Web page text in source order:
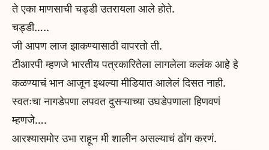
ते एका माणसाची चड्डी उतरायला आले होते.
चड्डी…..
जी आपण लाज झाकण्यासाठी वापरतो ती.
टीआरपी म्हणजे भारतीय पत्रकारितेला लागलेला कलंक आहे हे
कळण्याचं भान आजून इथल्या मीडियात आलेलं दिसत नाही.
स्वतःचा नागडेपणा लपवत दुसऱ्याच्या उघडेपणाला हिणवणं
म्हणजे….
आरश्यासमोर उभा राहून मी शालीन असल्याचं ढोंग करणं.